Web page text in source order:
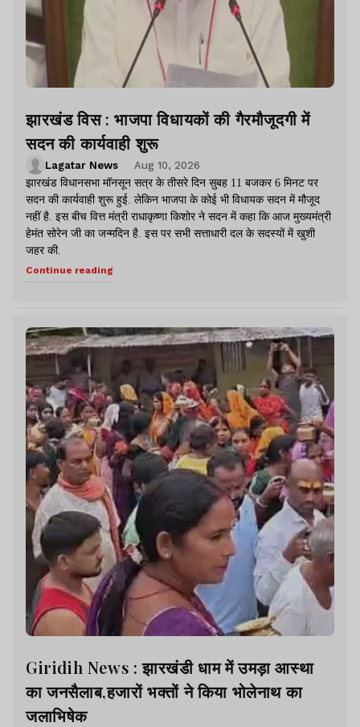
झारखंड विस : भाजपा विधायकों की गैरमौजूदगी में
सदन की कार्यवाही शुरू
Lagatar News
Aug 10, 2026
झारखंड विधानसभा मॉनसून सत्र के तीसरे दिन सुबह 11 बजकर 6 मिनट पर
सदन की कार्यवाही शुरू हुई. लेकिन भाजपा के कोई भी विधायक सदन में मौजूद
नहीं है. इस बीच वित्त मंत्री राधाकृष्णा किशोर ने सदन में कहा कि आज मुख्यमंत्री
हेमंत सोरेन जी का जन्मदिन है. इस पर सभी सत्ताधारी दल के सदस्यों में खुशी
जहर की.
Continue reading
Giridih News : झारखंडी धाम में उमड़ा आस्था
का जनसैलाब,हजारों भक्तों ने किया भोलेनाथ का
जलाभिषेक